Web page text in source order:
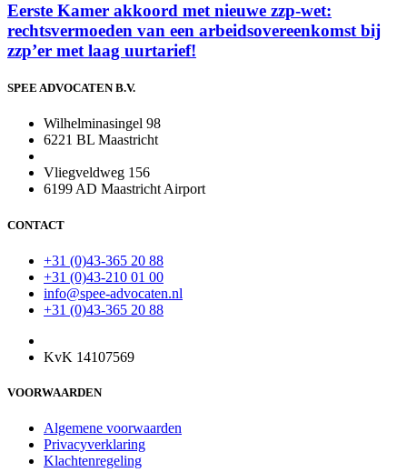
Eerste Kamer akkoord met nieuwe zzp-wet:
rechtsvermoeden van een arbeidsovereenkomst bij
zzp’er met laag uurtarief!
SPEE ADVOCATEN B.V.
Wilhelminasingel 98
6221 BL Maastricht
Vliegveldweg 156
6199 AD Maastricht Airport
CONTACT
+31 (0)43-365 20 88
+31 (0)43-210 01 00
info@spee-advocaten.nl
+31 (0)43-365 20 88
KvK 14107569
VOORWAARDEN
Algemene voorwaarden
Privacyverklaring
Klachtenregeling